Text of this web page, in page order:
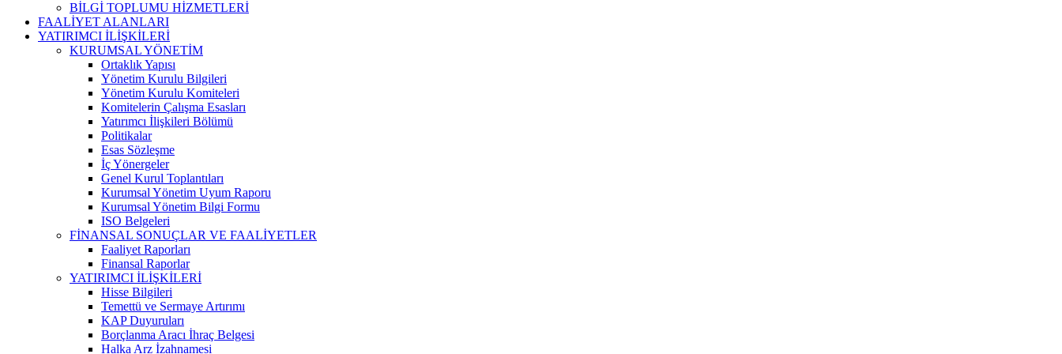
BİLGİ TOPLUMU HİZMETLERİ
FAALİYET ALANLARI
YATIRIMCI İLİŞKİLERİ
KURUMSAL YÖNETİM
Ortaklık Yapısı
Yönetim Kurulu Bilgileri
Yönetim Kurulu Komiteleri
Komitelerin Çalışma Esasları
Yatırımcı İlişkileri Bölümü
Politikalar
Esas Sözleşme
İç Yönergeler
Genel Kurul Toplantıları
Kurumsal Yönetim Uyum Raporu
Kurumsal Yönetim Bilgi Formu
ISO Belgeleri
FİNANSAL SONUÇLAR VE FAALİYETLER
Faaliyet Raporları
Finansal Raporlar
YATIRIMCI İLİŞKİLERİ
Hisse Bilgileri
Temettü ve Sermaye Artırımı
KAP Duyuruları
Borçlanma Aracı İhraç Belgesi
Halka Arz İzahnamesi